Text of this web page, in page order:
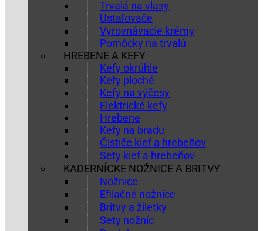
Trvalá na vlasy
Ustaľovače
Vyrovnávacie krémy
Pomôcky na trvalú
HREBENE A KEFY
Kefy okrúhle
Kefy ploché
Kefy na výčesy
Elektrické kefy
Hrebene
Kefy na bradu
Čističe kief a hrebeňov
Sety kief a hrebeňov
KADERNÍCKE NOŽNICE A BRITVY
Nožnice
Efilačné nožnice
Britvy a žiletky
Sety nožníc